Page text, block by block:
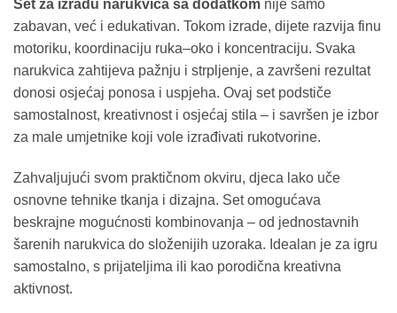
Set za izradu narukvica sa dodatkom nije samo
zabavan, već i edukativan. Tokom izrade, dijete razvija finu
motoriku, koordinaciju ruka–oko i koncentraciju. Svaka
narukvica zahtijeva pažnju i strpljenje, a završeni rezultat
donosi osjećaj ponosa i uspjeha. Ovaj set podstiče
samostalnost, kreativnost i osjećaj stila – i savršen je izbor
za male umjetnike koji vole izrađivati rukotvorine.
Zahvaljujući svom praktičnom okviru, djeca lako uče
osnovne tehnike tkanja i dizajna. Set omogućava
beskrajne mogućnosti kombinovanja – od jednostavnih
šarenih narukvica do složenijih uzoraka. Idealan je za igru
samostalno, s prijateljima ili kao porodična kreativna
aktivnost.